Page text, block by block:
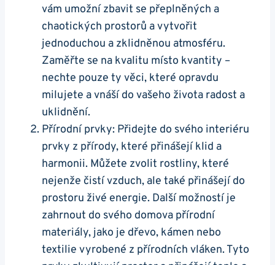
vám umožní zbavit se přeplněných a
chaotických prostorů a vytvořit
jednoduchou a zklidněnou atmosféru.
Zaměřte se na kvalitu místo kvantity –
nechte pouze ty věci, které opravdu
milujete a vnáší do vašeho života radost a
uklidnění.
Přírodní prvky: Přidejte do svého interiéru
prvky z přírody, které přinášejí klid a
harmonii. Můžete zvolit rostliny, které
nejenže čistí vzduch, ale také přinášejí do
prostoru živé energie. Další možností je
zahrnout do svého domova přírodní
materiály, jako je dřevo, kámen nebo
textilie vyrobené z přírodních vláken. Tyto